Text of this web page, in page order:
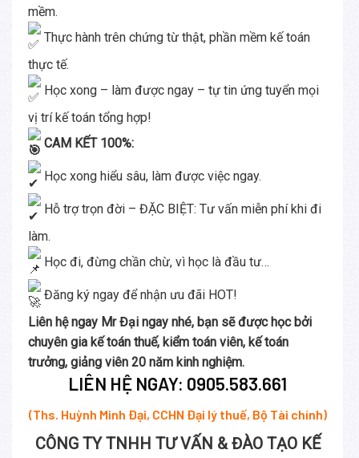
mềm.
Thực hành trên chứng từ thật, phần mềm kế toán
thực tế.
Học xong – làm được ngay – tự tin ứng tuyển mọi
vị trí kế toán tổng hợp!
CAM KẾT 100%:
Học xong hiểu sâu, làm được việc ngay.
Hỗ trợ trọn đời – ĐẶC BIỆT: Tư vấn miễn phí khi đi
làm.
Học đi, đừng chần chừ, vì học là đầu tư…
Đăng ký ngay để nhận ưu đãi HOT!
Liên hệ ngay Mr Đại ngay nhé, bạn sẽ được học bởi
chuyên gia kế toán thuế, kiểm toán viên, kế toán
trưởng, giảng viên 20 năm kinh nghiệm.
LIÊN HỆ NGAY: 0905.583.661
(Ths. Huỳnh Minh Đại, CCHN Đại lý thuế, Bộ Tài chính)
CÔNG TY TNHH TƯ VẤN & ĐÀO TẠO KẾ